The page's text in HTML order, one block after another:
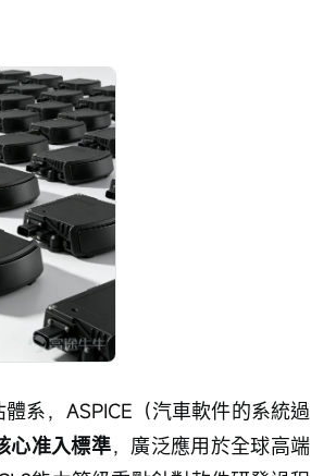
系，ASPICE（汽車軟件的系統過
心准入標準，廣泛應用於全球高端